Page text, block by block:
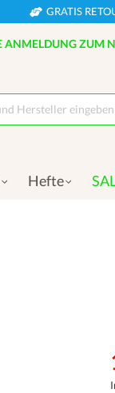
GRATIS
ANMELDUNG ZUM
Hefte